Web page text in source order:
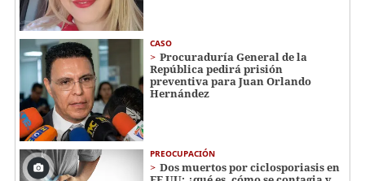
CASO
Procuraduría General de la
República pedirá prisión
preventiva para Juan Orlando
Hernández
PREOCUPACIÓN
Dos muertos por ciclosporiasis en